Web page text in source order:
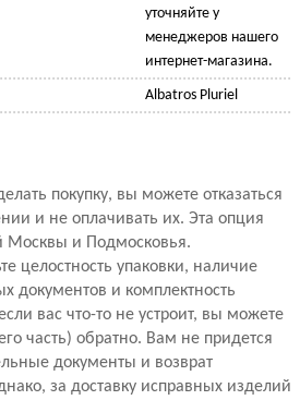
уточняйте у
менеджеров нашего
интернет-магазина.
Albatros Pluriel
покупку, вы можете отказаться
и не оплачивать их. Эта опция
Москвы и Подмосковья.
целостность упаковки, наличие
документов и комплектность
вас что-то не устроит, вы можете
часть) обратно. Вам не придется
документы и возврат
за доставку исправных изделий